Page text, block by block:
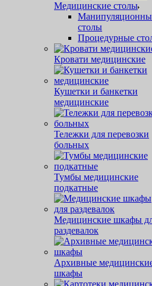
Медицинские столы
столы
Процедурные
Кровати медицинские
Кушетки и банкетки
медицинские
Тележки для перевозки
больных
Тумбы медицинские
подкатные
Медицинские шкафы
раздевалок
Архивные
шкафы